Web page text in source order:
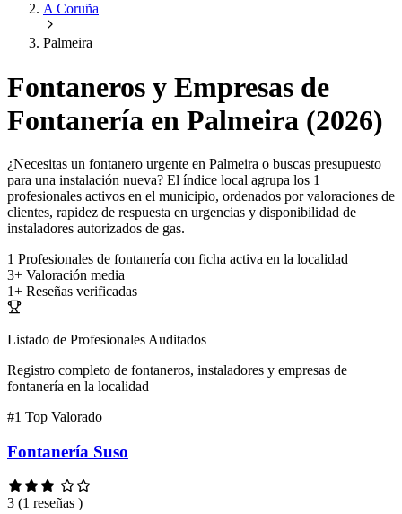
A Coruña
Palmeira
Fontaneros y Empresas de
Fontanería en Palmeira (2026)
¿Necesitas un fontanero urgente en Palmeira o buscas presupuesto
para una instalación nueva? El índice local agrupa los 1
profesionales activos en el municipio, ordenados por valoraciones de
clientes, rapidez de respuesta en urgencias y disponibilidad de
instaladores autorizados de gas.
1 Profesionales de fontanería con ficha activa en la localidad
3+ Valoración media
1+ Reseñas verificadas
Listado de Profesionales Auditados
Registro completo de fontaneros, instaladores y empresas de
fontanería en la localidad
#1 Top Valorado
Fontanería Suso
3 (1 reseñas )